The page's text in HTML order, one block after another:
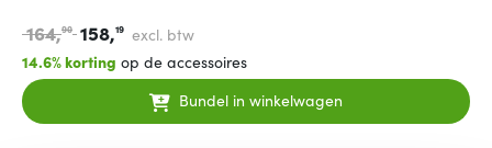
164,90 158,19
excl. btw
14.6% korting op de accessoires
Bundel in winkelwagen